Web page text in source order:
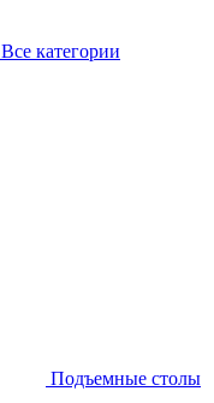
Все категории
Подъемные столы